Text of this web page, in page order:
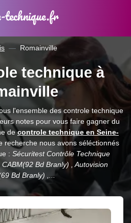
Romainville
technique à
l'ensemble des controle technique
notes pour vous faire gagner du
decontrole technique en Seine-
recherche nous avons séléctionnés
: Sécuritest Contrôle Technique
Bd Branly) , Autovision
Bd Branly) ,...